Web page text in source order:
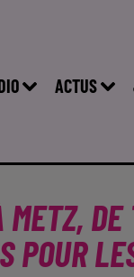
ACTUS
DE
POUR